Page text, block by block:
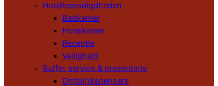
Hotelbenodigdheden
Badkamer
Hotelkamer
Receptie
Veiligheid
Buffet service & presentatie
Ontbijtdispensers